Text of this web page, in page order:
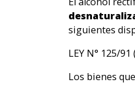
siguientes
LEY N° 125/
Los bienes